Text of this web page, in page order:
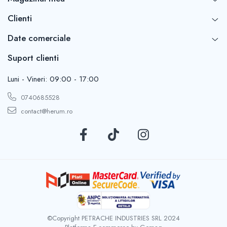
Clienti
Date comerciale
Suport clienti
Luni - Vineri: 09:00 - 17:00
0740685528
contact@herum.ro
©Copyright PETRACHE INDUSTRIES SRL 2024